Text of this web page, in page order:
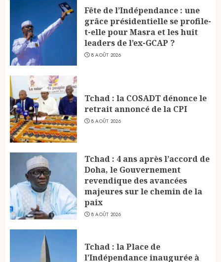
Fête de l’Indépendance : une
grâce présidentielle se profile-
t-elle pour Masra et les huit
leaders de l’ex-GCAP ?
8 AOÛT 2026
Tchad : la COSADT dénonce le
retrait annoncé de la CPI
8 AOÛT 2026
Tchad : 4 ans après l’accord de
Doha, le Gouvernement
revendique des avancées
majeures sur le chemin de la
paix
8 AOÛT 2026
Tchad : la Place de
l’Indépendance inaugurée à